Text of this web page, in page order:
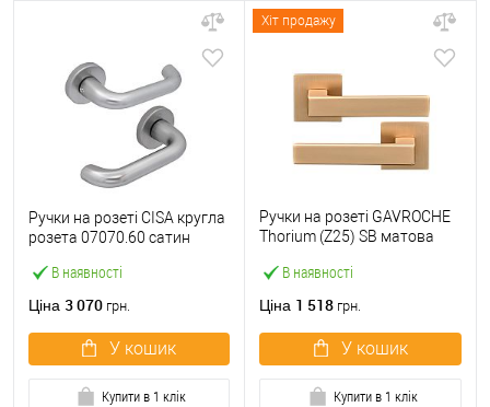
В наявності
Ручки на розеті CISA кругла
розета 07070.60 сатин
Ціна 3 070 грн.
У кошик
Купити в 1 клік
Хіт продажу
В наявності
Ручки на розеті GAVROCHE
Thorium (Z25) SB матова
Ціна 1 518 грн.
У кошик
Купити в 1 клік